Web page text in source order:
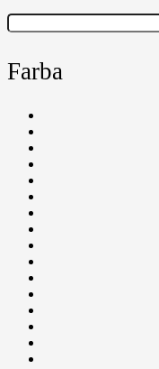
Farba